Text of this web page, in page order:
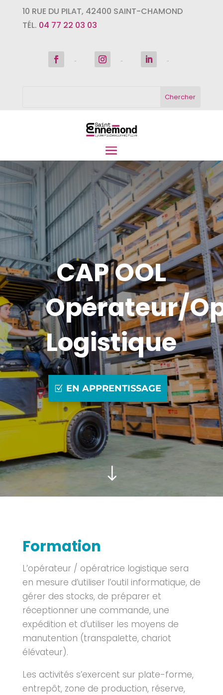
10 RUE DU PILAT, 42400 SAINT-CHAMOND
TÉL. 04 77 22 03 03
CAP OOL
Opérateur/
Logistique
EN APPRENTISSAGE
"
Formation
L’opérateur / opératrice logistique sera
en mesure d’utiliser l’outil informatique, de
gérer des stocks, de préparer et
réceptionner une commande, une
expédition et d’utiliser les moyens de
manutention (transpalette, chariot
élévateur).
Les activités s’exercent sur plate-forme,
entrepôt, zone de production, réserve,